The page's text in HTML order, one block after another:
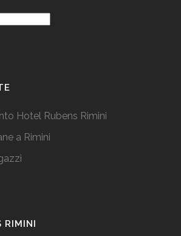
Hotel Rubens Rimini
a Rimini
RIMINI